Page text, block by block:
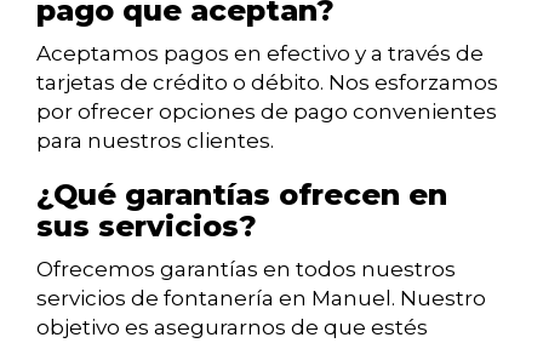
pago que aceptan?
Aceptamos pagos en efectivo y a través de
tarjetas de crédito o débito. Nos esforzamos
por ofrecer opciones de pago convenientes
para nuestros clientes.
¿Qué garantías ofrecen en
sus servicios?
Ofrecemos garantías en todos nuestros
servicios de fontanería en Manuel. Nuestro
objetivo es asegurarnos de que estés